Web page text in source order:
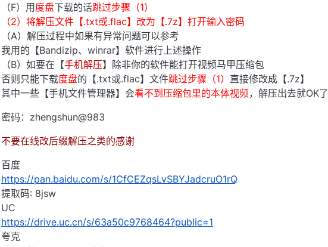
（F）用 度盘下载的话跳过步骤（1）
（2）将解压文件【.txt或.flac】改为【.7z】打开输入密码
（A）解压过程中如果有异常问题可以参考
我用的【Bandizip、winrar】软件进行上述操作
（B）如要在【手机解压】除非你的软件能打开视频马甲压缩包
否则只能下载度盘的【.txt或.flac】文件跳过步骤（1） 直接修改成【.7z】
其中一些【手机文件管理器】会看不到压缩包里的本体视频，解压出去就OK了
密码：zhengshun@983
不要在线改后缀解压之类的感谢
百度
https://pan.baidu.com/s/1CfCEZqsLvSBYJadcruO1rQ
提取码: 8jsw
UC
https://drive.uc.cn/s/63a50c9768464?public=1
夸克